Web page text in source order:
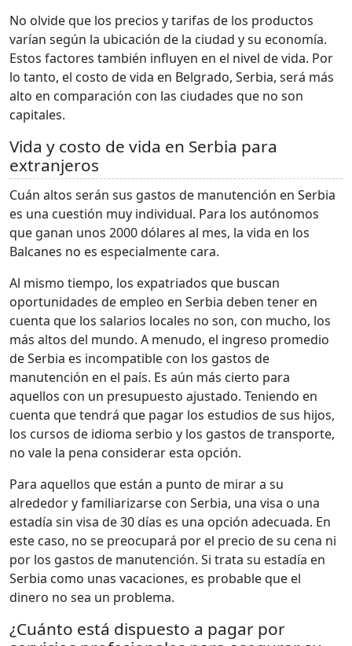
No olvide que los precios y tarifas de los productos
varían según la ubicación de la ciudad y su economía.
Estos factores también influyen en el nivel de vida. Por
lo tanto, el costo de vida en Belgrado, Serbia, será más
alto en comparación con las ciudades que no son
capitales.
Vida y costo de vida en Serbia para
extranjeros
Cuán altos serán sus gastos de manutención en Serbia
es una cuestión muy individual. Para los autónomos
que ganan unos 2000 dólares al mes, la vida en los
Balcanes no es especialmente cara.
Al mismo tiempo, los expatriados que buscan
oportunidades de empleo en Serbia deben tener en
cuenta que los salarios locales no son, con mucho, los
más altos del mundo. A menudo, el ingreso promedio
de Serbia es incompatible con los gastos de
manutención en el país. Es aún más cierto para
aquellos con un presupuesto ajustado. Teniendo en
cuenta que tendrá que pagar los estudios de sus hijos,
los cursos de idioma serbio y los gastos de transporte,
no vale la pena considerar esta opción.
Para aquellos que están a punto de mirar a su
alrededor y familiarizarse con Serbia, una visa o una
estadía sin visa de 30 días es una opción adecuada. En
este caso, no se preocupará por el precio de su cena ni
por los gastos de manutención. Si trata su estadía en
Serbia como unas vacaciones, es probable que el
dinero no sea un problema.
¿Cuánto está dispuesto a pagar por